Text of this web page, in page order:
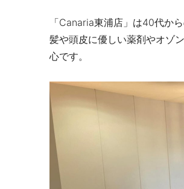
「Canaria東浦店」は40代か
髪や頭皮に優しい薬剤やオゾ
心です。